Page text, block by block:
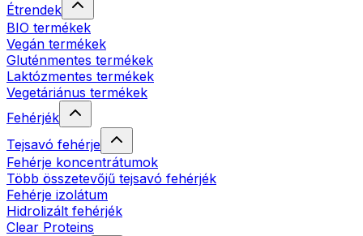
Étrendek
BIO termékek
Vegán termékek
Gluténmentes termékek
Laktózmentes termékek
Vegetáriánus termékek
Fehérjék
Tejsavó fehérje
Fehérje koncentrátumok
Több összetevőjű tejsavó fehérjék
Fehérje izolátum
Hidrolizált fehérjék
Clear Proteins